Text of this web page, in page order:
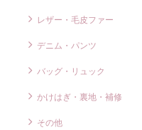
レザー・毛皮ファー
デニム・パンツ
バッグ・リュック
かけはぎ・裏地・補修
その他